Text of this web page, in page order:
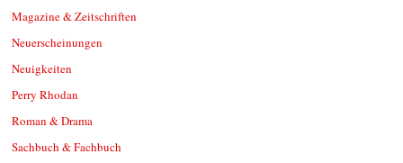
Magazine & Zeitschriften
Neuerscheinungen
Neuigkeiten
Perry Rhodan
Roman & Drama
Sachbuch & Fachbuch